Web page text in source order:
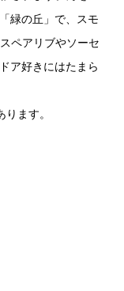
緑の丘」で、スモ
ペアリブやソーセ
ア好きにはたまら
ます。